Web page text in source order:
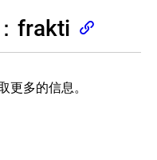
frakti
更多的信息。